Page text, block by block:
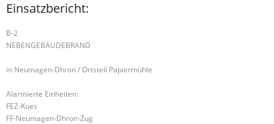
Einsatzbericht:
B-2
NEBENGEBÄUDEBRAND
in Neumagen-Dhron / Ortsteil Papiermühle
Alarmierte Einheiten:
FEZ-Kues
FF-Neumagen-Dhron-Zug